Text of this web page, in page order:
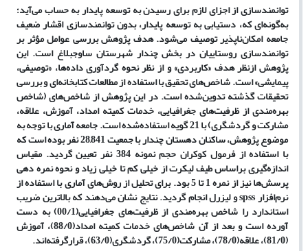
توانمندسازیازاجزایلازمبرایرسیدنبهتوسعهپایداربهحسابمی‌آید؛
به‌گونه‌ایکه، دستیابیبهتوسعه پایدار، بدونتوانمندسازیاقشارضعیف
جامعه امکان‌ناپذیرتوصیفمی‌شود. هدف پژوهش بررسی عوامل مؤثر بر
توانمندسازی روستاییان در بخش چندار شهرستان ساوجبلاغ است. این
پژوهش ازنظر هدف «کاربردی» و از نظر نحوه گردآوری داده‌ها، «توصیفی،
پیمایشی» است. شاخص‌های تحقیق با استفاده از مطالعات کتابخانه‌ای و بررسی
تحقیقات گذشته تدوین‌شده است. در این پژوهش از شاخص‌های (شاخص
بهره‌مندی از ظرفیت‌های جغرافیایی، خدمات کمیته امداد، آموزش، علاقه،
مشارکت و گردشگری) با 21 گویه استفاده‌شده است. جامعه آماری با توجه به
موضوع پژوهش، ساکنان دهستان چندار با جمعیت 28,841 نفر بوده است که
با استفاده از فرمول کوکران حجم نمونه 384 نفر تعیین گردید. مقیاس
اندازه‌گیری براساس طیف لیکرت از خیلی کم تا خیلی زیاد و نحوه نمره دهی
پرسش‌ها نیز از نمره 1 تا 5 بود. برای تحلیل از روش‌های آماری با استفاده از
نرم‌افزارspssو لیزرل انجام گردید. نتایج نشان می‌دهند که بالاترین ضریب
استاندارد را شاخص بهره‌مندی از ظرفیت‌های جغرافیایی(00/1) به دست
آورده است و بعد از آن شاخص‌های خدمات کمیته امداد(88/0)، آموزش
(81/0)، علاقه(78/0)، مشارکت(75/0)، گردشگری(63/0)، قرارگرفته‌اند.